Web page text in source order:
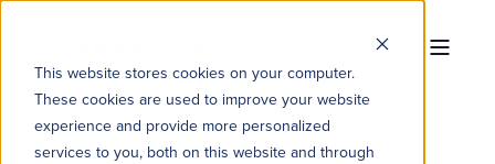
This website stores cookies on your computer.
These cookies are used to improve your website
experience and provide more personalized
services to you, both on this website and through